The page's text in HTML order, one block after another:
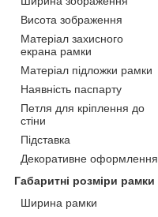
Висота зображення
Матеріал захисного
екрана рамки
Матеріал підложки рамки
Наявність паспарту
Петля для кріплення до
стіни
Підставка
Декоративне оформлення
Габаритні розміри рамки
Ширина рамки